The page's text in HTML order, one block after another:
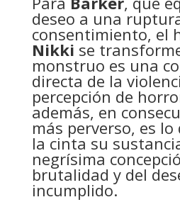
deseo a una
consentimiento, el
Nikki se
monstruo es una
directa de la
percepción de
además, en
más perverso, es
la cinta su
negrísima
brutalidad y del
incumplido.